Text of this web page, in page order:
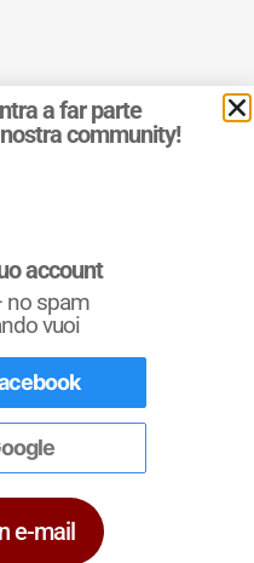
03921390245
|Cookie Policy
chi si avvicina al
riferimento per i più
a far parte
community!
account
no spam
vuoi
e-mail